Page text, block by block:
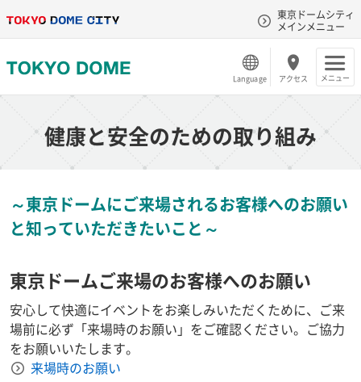
東京ドームシティ
メインメニュー
Language アクセス メニュー
健康と安全のための取り組み
～東京ドームにご来場されるお客様へのお願い
と知っていただきたいこと～
東京ドームご来場のお客様へのお願い
安心して快適にイベントをお楽しみいただくために、ご来
場前に必ず「来場時のお願い」をご確認ください。ご協力
をお願いいたします。
来場時のお願い